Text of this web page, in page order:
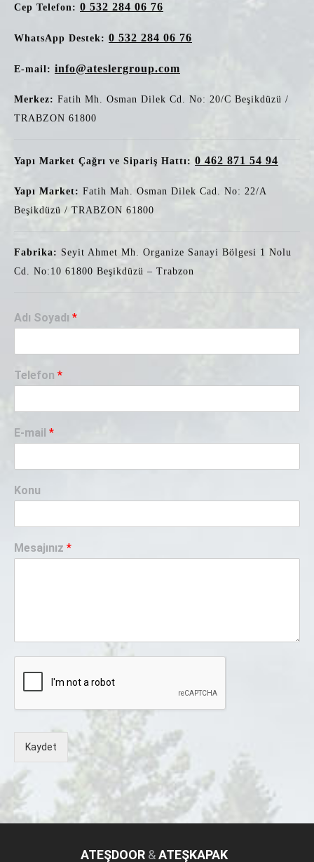
Cep Telefon: 0 532 284 06 76
WhatsApp Destek: 0 532 284 06 76
E-mail: info@ateslergroup.com
Merkez: Fatih Mh. Osman Dilek Cd. No: 20/C Beşikdüzü /
TRABZON 61800
Yapı Market Çağrı ve Sipariş Hattı: 0 462 871 54 94
Yapı Market: Fatih Mah. Osman Dilek Cad. No: 22/A
Beşikdüzü / TRABZON 61800
Fabrika: Seyit Ahmet Mh. Organize Sanayi Bölgesi 1 Nolu
Cd. No:10 61800 Beşikdüzü – Trabzon
Adı Soyadı *
Telefon *
E-mail *
Konu
Mesajınız *
Kaydet
ATEŞDOOR &ATEŞKAPAK